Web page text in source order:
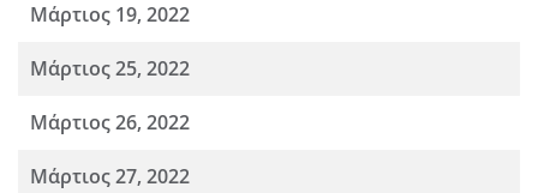
Μάρτιος 19, 2022
Μάρτιος 25, 2022
Μάρτιος 26, 2022
Μάρτιος 27, 2022